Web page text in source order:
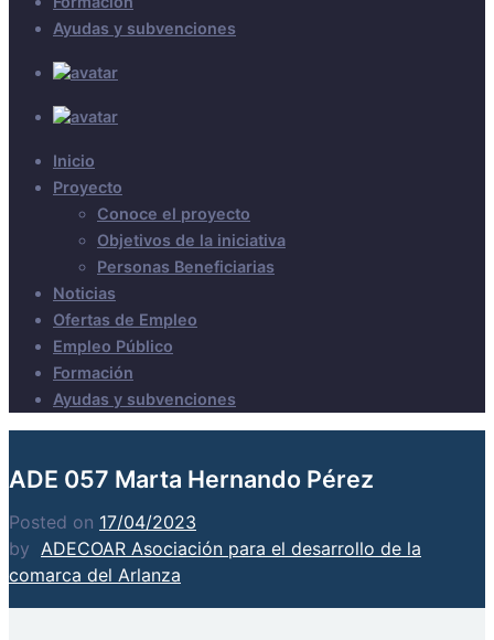
Ayudas y subvenciones
Inicio
Proyecto
Conoce el proyecto
Objetivos de la iniciativa
Personas Beneficiarias
Noticias
Ofertas de Empleo
Empleo Público
Formación
Ayudas y subvenciones
ADE 057 Marta Hernando Pérez
Posted on 17/04/2023
by ADECOAR Asociación para el desarrollo de la
comarca del Arlanza